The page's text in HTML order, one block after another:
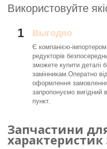
Використовуйте
1 Выгодно
Є компанією-
редукторів
зможете купити деталі
замінникам.Оператно
оформлення
запропонуємо вигідний
пункт.
Запчастини